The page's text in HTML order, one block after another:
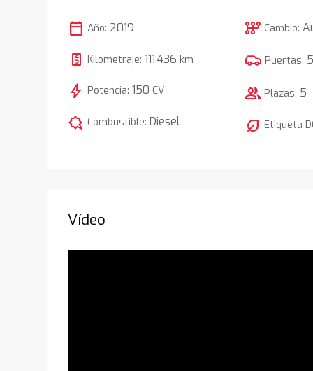
calendar_today Año: 2019
Kilometraje:111.436 km
bolt Potencia:150 CV
comic_bubble Combustible:Diesel
auto_transmission Cambio:
Puertas: 5
group Plazas: 5
nest_eco_leaf Etiqueta
Vídeo